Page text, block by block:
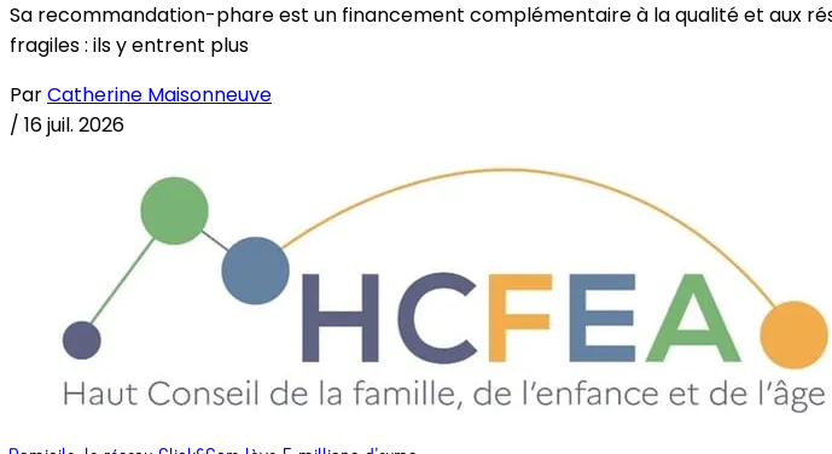
Sa recommandation-phare est un financement complémentaire à la qualité et aux
fragiles : ils y entrent plus
ParCatherine Maisonneuve
/ 16 juil. 2026